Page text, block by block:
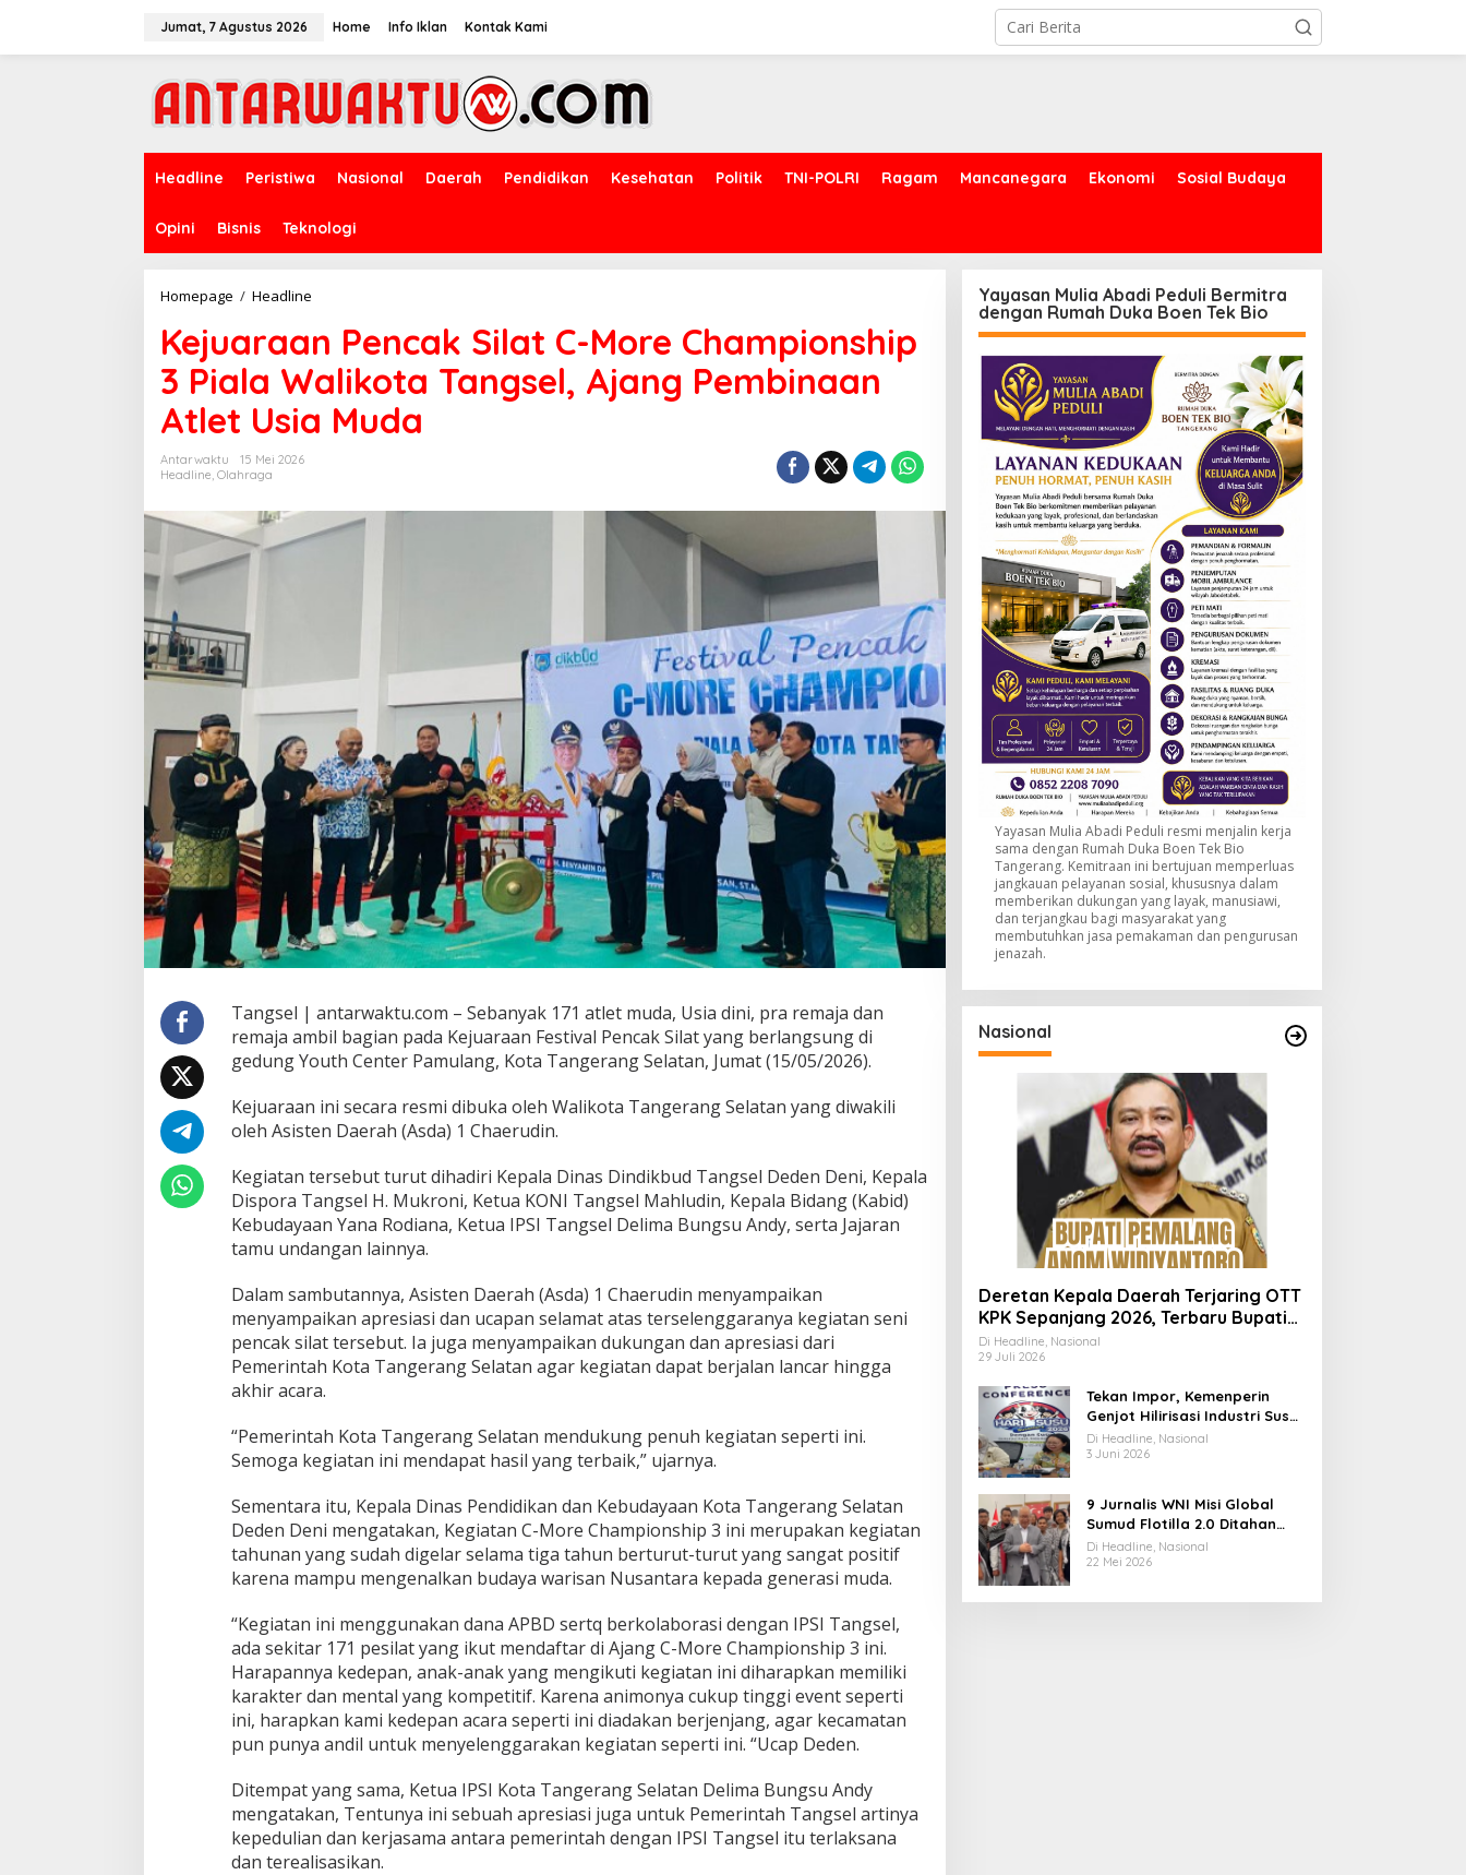
Jumat, 7 Agustus 2026 Home Info Iklan Kontak Kami
Headline Peristiwa Nasional Daerah Pendidikan Kesehatan Politik TNI-POLRI Ragam Mancanegara Ekonomi Sosial Budaya
Opini Bisnis Teknologi
Homepage / Headline
Silat
C-
More
Championship
3
Piala
Pembinaan
Atlet
Kejuaraan Pencak Silat C-More Championship
3 Piala Walikota Tangsel, Ajang Pembinaan
Atlet Usia Muda
Antarwaktu
15 Mei 2026
Headline, Olahraga
Tangsel | antarwaktu.com – Sebanyak 171 atlet muda, Usia dini, pra remaja dan
remaja ambil bagian pada Kejuaraan Festival Pencak Silat yang berlangsung di
gedung Youth Center Pamulang, Kota Tangerang Selatan, Jumat (15/05/2026).
Kejuaraan ini secara resmi dibuka oleh Walikota Tangerang Selatan yang diwakili
oleh Asisten Daerah (Asda) 1 Chaerudin.
Kegiatan tersebut turut dihadiri Kepala Dinas Dindikbud Tangsel Deden Deni, Kepala
Dispora Tangsel H. Mukroni, Ketua KONI Tangsel Mahludin, Kepala Bidang (Kabid)
Kebudayaan Yana Rodiana, Ketua IPSI Tangsel Delima Bungsu Andy, serta Jajaran
tamu undangan lainnya.
Dalam sambutannya, Asisten Daerah (Asda) 1 Chaerudin menyampaikan
menyampaikan apresiasi dan ucapan selamat atas terselenggaranya kegiatan seni
pencak silat tersebut. Ia juga menyampaikan dukungan dan apresiasi dari
Pemerintah Kota Tangerang Selatan agar kegiatan dapat berjalan lancar hingga
akhir acara.
“Pemerintah Kota Tangerang Selatan mendukung penuh kegiatan seperti ini.
Semoga kegiatan ini mendapat hasil yang terbaik,” ujarnya.
Sementara itu, Kepala Dinas Pendidikan dan Kebudayaan Kota Tangerang Selatan
Deden Deni mengatakan, Kegiatan C-More Championship 3 ini merupakan kegiatan
tahunan yang sudah digelar selama tiga tahun berturut-turut yang sangat positif
karena mampu mengenalkan budaya warisan Nusantara kepada generasi muda.
“Kegiatan ini menggunakan dana APBD sertq berkolaborasi dengan IPSI Tangsel,
ada sekitar 171 pesilat yang ikut mendaftar di Ajang C-More Championship 3 ini.
Harapannya kedepan, anak-anak yang mengikuti kegiatan ini diharapkan memiliki
karakter dan mental yang kompetitif. Karena animonya cukup tinggi event seperti
ini, harapkan kami kedepan acara seperti ini diadakan berjenjang, agar kecamatan
pun punya andil untuk menyelenggarakan kegiatan seperti ini. “Ucap Deden.
Ditempat yang sama, Ketua IPSI Kota Tangerang Selatan Delima Bungsu Andy
mengatakan, Tentunya ini sebuah apresiasi juga untuk Pemerintah Tangsel artinya
kepedulian dan kerjasama antara pemerintah dengan IPSI Tangsel itu terlaksana
dan terealisasikan.
Yayasan Mulia Abadi Peduli Bermitra
dengan Rumah Duka Boen Tek Bio
Yayasan Mulia Abadi Peduli resmi menjalin kerja
sama dengan Rumah Duka Boen Tek Bio
Tangerang. Kemitraan ini bertujuan memperluas
jangkauan pelayanan sosial, khususnya dalam
memberikan dukungan yang layak, manusiawi,
dan terjangkau bagi masyarakat yang
membutuhkan jasa pemakaman dan pengurusan
jenazah.
Nasional
Deretan Kepala Daerah Terjaring OTT
KPK Sepanjang 2026, Terbaru Bupati
Pemalang Anom Widiyantoro
Di Headline, Nasional
29 Juli 2026
Tekan Impor, Kemenperin
Genjot Hilirisasi Industri Susu
Lewat Momen Hari Susu
Nusantara 2026
Di Headline, Nasional
3 Juni 2026
9 Jurnalis WNI Misi Global
Sumud Flotilla 2.0 Ditahan
Militer Israel, Kini Dibebaskan
dan Dievakuasi ke Istanbul
Di Headline, Nasional
22 Mei 2026